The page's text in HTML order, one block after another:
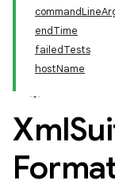
endTime
failedTests
hostName
Xml